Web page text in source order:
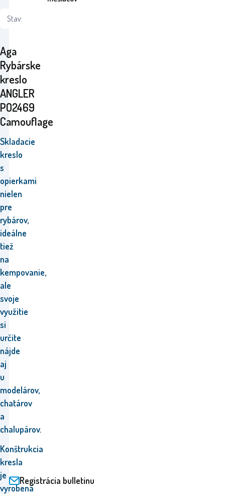
Aga
Rybárske
kreslo
ANGLER
PO2469
Camouflage
Skladacie
kreslo
s
opierkami
nielen
pre
rybárov,
ideálne
tiež
na
kempovanie,
ale
svoje
využitie
si
určite
nájde
aj
u
modelárov,
chatárov
a
chalupárov.
Konštrukcia
kresla
je
vyrobená
Stav:
Registrácia bulletinu